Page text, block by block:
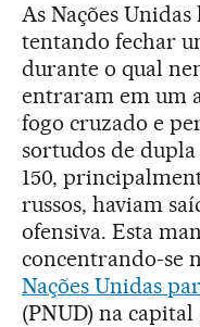
As Nações
tentando fechar
durante o qual
entraram em um
fogo cruzado e
sortudos de
150,
russos, haviam
ofensiva. Esta
concentrando-se
Nações Unidas
(PNUD) na